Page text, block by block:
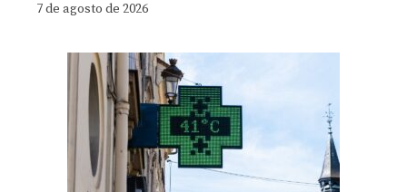
7 de agosto de 2026